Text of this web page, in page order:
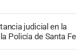
judicial en la
Policía de Santa Fe